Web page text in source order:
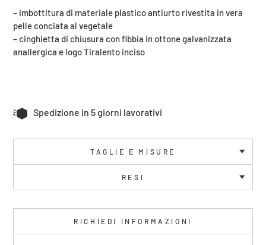
del
prodotto
nel
carrello
– imbottitura di materiale plastico antiurto rivestita in vera
pelle conciata al vegetale
– cinghietta di chiusura con fibbia in ottone galvanizzata
anallergica e logo Tiralento inciso
Spedizione in 5 giorni lavorativi
TAGLIE E MISURE
RESI
RICHIEDI INFORMAZIONI